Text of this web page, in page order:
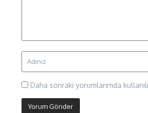
Daha sonraki yorumlarımda